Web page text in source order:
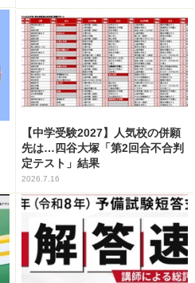
【中学受験2027】人気校の併願
先は…四谷大塚「第2回合不合判
定テスト」結果
2026.7.16